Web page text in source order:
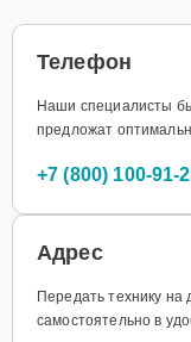
Телефон
Наши специалисты
предложат
+7 (800) 100-91-
Адрес
Передать технику на
самостоятельно в